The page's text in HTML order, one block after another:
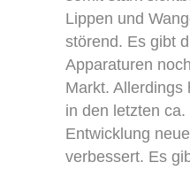
Lippen und
störend. Es gibt
Apparaturen
Markt. Allerdings
in den letzten
Entwicklung
verbessert. Es